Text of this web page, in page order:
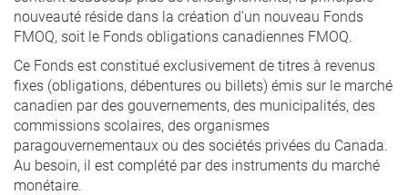
nouveauté réside dans la création d’un nouveau Fonds
FMOQ, soit le Fonds obligations canadiennes FMOQ.
Ce Fonds est constitué exclusivement de titres à revenus
fixes (obligations, débentures ou billets) émis sur le marché
canadien par des gouvernements, des municipalités, des
commissions scolaires, des organismes
paragouvernementaux ou des sociétés privées du Canada.
Au besoin, il est complété par des instruments du marché
monétaire.